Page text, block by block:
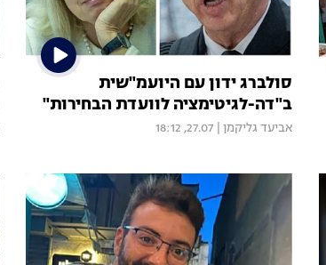
סולברג ידון עם היועמ"שית
ב"דה-לגיטימציה לוועדת הבחירות"
אביעד גליקמן 27.07, 18:12